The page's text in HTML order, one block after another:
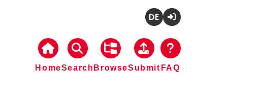
HomeSearch BrowseSubmit FAQ